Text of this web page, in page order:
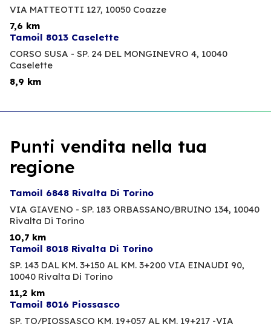
VIA MATTEOTTI 127, 10050 Coazze
7,6 km
Tamoil 8013 Caselette
CORSO SUSA - SP. 24 DEL MONGINEVRO 4, 10040
Caselette
8,9 km
Punti vendita nella tua
regione
Tamoil 6848 Rivalta Di Torino
VIA GIAVENO - SP. 183 ORBASSANO/BRUINO 134, 10040
Rivalta Di Torino
10,7 km
Tamoil 8018 Rivalta Di Torino
SP. 143 DAL KM. 3+150 AL KM. 3+200 VIA EINAUDI 90,
10040 Rivalta Di Torino
11,2 km
Tamoil 8016 Piossasco
SP. TO/PIOSSASCO KM. 19+057 AL KM. 19+217 -VIA